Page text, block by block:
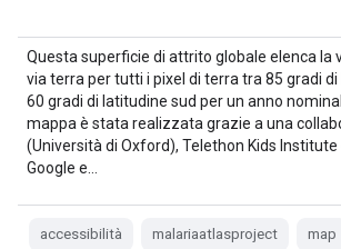
Questa superficie di attrito globale elenca la
via terra per tutti i pixel di terra tra 85 gradi
60 gradi di latitudine sud per un anno
mappa è stata realizzata grazie a una
(Università di Oxford), Telethon Kids
Google e…
accessibilità malariaatlasproject map